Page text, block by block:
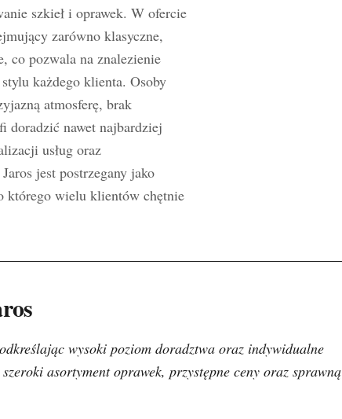
szkieł i oprawek. W ofercie
zarówno klasyczne,
co pozwala na znalezienie
każdego klienta. Osoby
atmosferę, brak
doradzić nawet najbardziej
usług oraz
jest postrzegany jako
którego wielu klientów chętnie
wysoki poziom doradztwa oraz indywidualne
asortyment oprawek, przystępne ceny oraz sprawną